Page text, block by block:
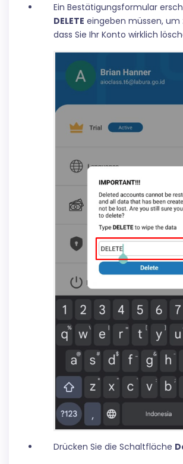
Ein Bestätigungsformular
DELETE eingeben müssen,
dass Sie Ihr Konto wirklich
Drücken Sie die Schaltfläche